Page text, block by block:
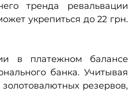
тренда ревальвации
укрепиться до 22 грн.
в платежном балансе
банка. Учитывая
резервов,